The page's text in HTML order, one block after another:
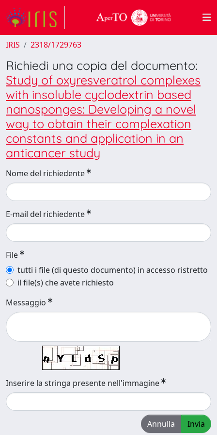
IRIS 2318/1729763
Richiedi una copia del documento:
Study of oxyresveratrol complexes
with insoluble cyclodextrin based
nanosponges: Developing a novel
way to obtain their complexation
constants and application in an
anticancer study
Nome del richiedente
E-mail del richiedente
File
tutti i file (di questo documento) in accesso ristretto
il file(s) che avete richiesto
Messaggio
Inserire la stringa presente nell'immagine
Annulla Invia